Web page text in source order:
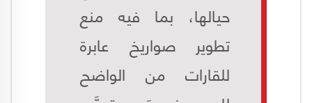
حيالها، بما فيه منع
تطوير صواريخ عابرة
للقارات من الواضح